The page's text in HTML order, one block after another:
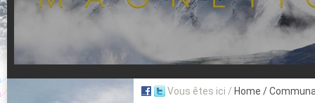
Vous êtes ici / Home /